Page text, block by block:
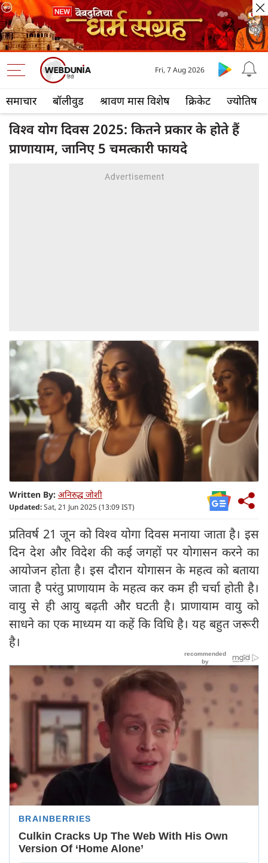
समाचार बॉलीवुड श्रावण मास विशेष क्रिकेट ज्योतिष
Fri, 7 Aug 2026
विश्‍व योग दिवस 2025: कितने प्रकार के होते हैं
प्राणायाम, जानिए 5 चमत्कारी फायदे
Written By: अनिरुद्ध जोशी
Updated:Sat, 21 Jun 2025 (13:09 IST)
प्रतिवर्ष 21 जून को विश्‍व योगा दिवस मनाया जाता है। इस
दिन देश और विदेश की कई जगहों पर योगासन करने का
आयोजन होता है। इस दौरान योगासन के महत्व को बताया
जाता है परंतु प्राणायाम के महत्व कर कम ही चर्चा होती है।
वायु से ही आयु बढ़ती और घटती है। प्राणायाम वायु को
साधने का एक माध्यम या कहें कि विधि है। यह बहुत जरूरी
है।